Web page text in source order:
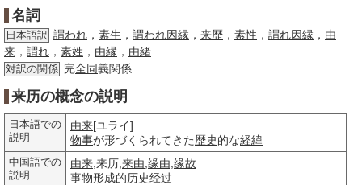
名詞
日本語訳 謂われ ， 素生 ， 謂われ因縁 ， 来歴 ， 素性 ， 謂れ因縁 ， 由
来 ， 謂れ ， 素姓 ， 由縁 ， 由緒
対訳の関係 完全同義関係
来历の概念の説明
日本語での
説明
由来[ユライ]
物事が形づくられてきた歴史的な経緯
中国語での
説明
由来 ,来历, 来由 缘由 缘故
事物形成的历史经过